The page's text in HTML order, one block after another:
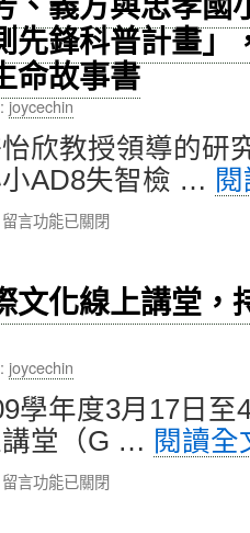
評
估
之
系
統
開
發〉
中
冠
疫
情
緊
急
紓
困
專
案〉
中
學
院
鄭
信
忠
院
長
談
「牙
醫
師
面
對
冠
肺
炎
的
衝
擊」〉
中
先鋒科普計畫」
命故事書
joycechin
欣教授領導的研
AD8失智檢 …
在
大
攜
手
芳、
義
方
與
忠
孝
留言功能已關閉
文化線上講堂，
joycechin
學年度3月17日至
堂（G … 閱讀
在
留言功能已關閉